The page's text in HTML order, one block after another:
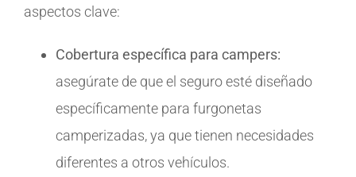
aspectos clave:
Cobertura específica para campers:
asegúrate de que el seguro esté diseñado
específicamente para furgonetas
camperizadas, ya que tienen necesidades
diferentes a otros vehículos.